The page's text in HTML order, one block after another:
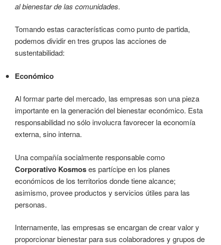
al bienestar de las comunidades.
Tomando estas características como punto de partida,
podemos dividir en tres grupos las acciones de
sustentabilidad:
Económico
Al formar parte del mercado, las empresas son una pieza
importante en la generación del bienestar económico. Esta
responsabilidad no sólo involucra favorecer la economía
externa, sino interna.
Una compañía socialmente responsable como
Corporativo Kosmoses partícipe en los planes
económicos de los territorios donde tiene alcance;
asimismo, provee productos y servicios útiles para las
personas.
Internamente, las empresas se encargan de crear valor y
proporcionar bienestar para sus colaboradores y grupos de